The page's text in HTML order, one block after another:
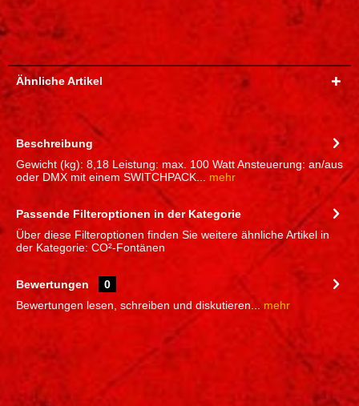
Ähnliche Artikel
Beschreibung
Gewicht (kg): 8,18 Leistung: max. 100 Watt Ansteuerung: an/aus
oder DMX mit einem SWITCHPACK...
mehr
Passende Filteroptionen in der Kategorie
Über diese Filteroptionen finden Sie weitere ähnliche Artikel in
der Kategorie: CO²-Fontänen
Bewertungen
0
Bewertungen lesen, schreiben und diskutieren... mehr